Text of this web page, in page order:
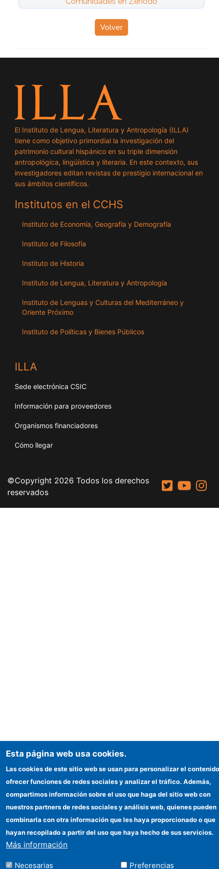
Volver
El Instituto de Lengua, Literatura y Antropología (ILLA)
tiene como objetivo primordial la investigación del
patrimonio cultural hispánico en su triple dimensión
antropológica, lingüística y literaria. En este contexto, sus
investigadores editan revistas de prestigio internacional en
sus ámbitos científicos.
Institutos en el CCHS
Instituto de Economía, Geografía y Demografía
Instituto de Filosofía
Instituto de Historia
Instituto de Lengua, Literatura y Antropología
Instituto de Lenguas y Culturas del Mediterráneo y
Oriente Próximo
Instituto de Políticas y Bienes Públicos
ILLA
Sede electrónica CSIC
Información para proveedores
Organismos financiadores
Cómo llegar
©Copyright 2026 Todos los derechos
reservados
Esta página web usa cookies.
Las cookies de este sitio web se usan para personalizar el
ofrecer funciones de redes sociales y analizar el tráfico. Además,
compartimos información sobre el uso que haga del sitio web con
nuestros partners de redes sociales y análisis web, quienes pueden
combinarla con otra información que les haya proporcionado o que
hayan recopilado a partir del uso que haya hecho de sus servicios.
Más información
Necesarias Preferencias